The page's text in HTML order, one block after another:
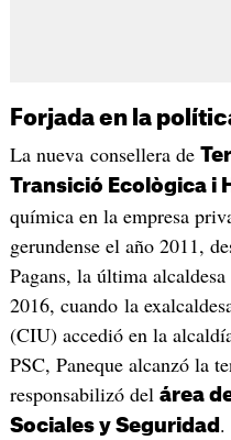
Forjada en la
La nueva consellera de
Transició Ecològica i
química en la empresa
gerundense el año 2011,
Pagans, la última
2016, cuando la
(CIU) accedió en la
PSC, Paneque alcanzó la
responsabilizó del área
Sociales y Seguridad .